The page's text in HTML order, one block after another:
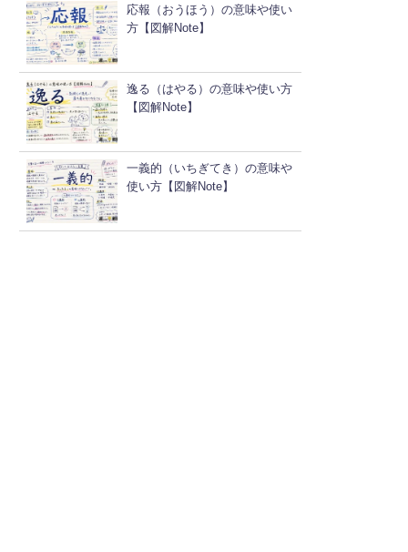
応報（おうほう）の意味や使い
方【図解Note】
逸る（はやる）の意味や使い方
【図解Note】
一義的（いちぎてき）の意味や
使い方【図解Note】